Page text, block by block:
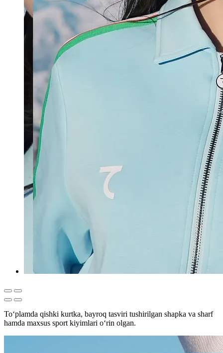
Toʻplamda qishki kurtka, bayroq tasviri tushirilgan shapka va sharf
hamda maxsus sport kiyimlari oʻrin olgan.